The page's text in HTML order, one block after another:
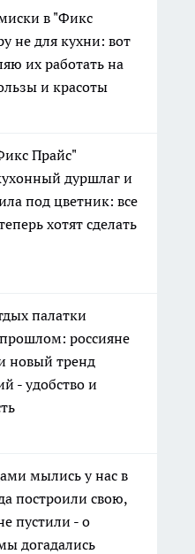
в "Фикс
не для кухни: вот
их работать на
и красоты
Прайс"
дуршлаг и
под цветник: все
хотят сделать
палатки
прошлом: россияне
новый тренд
- удобство и
мылись у нас в
построили свою,
пустили - о
догадались